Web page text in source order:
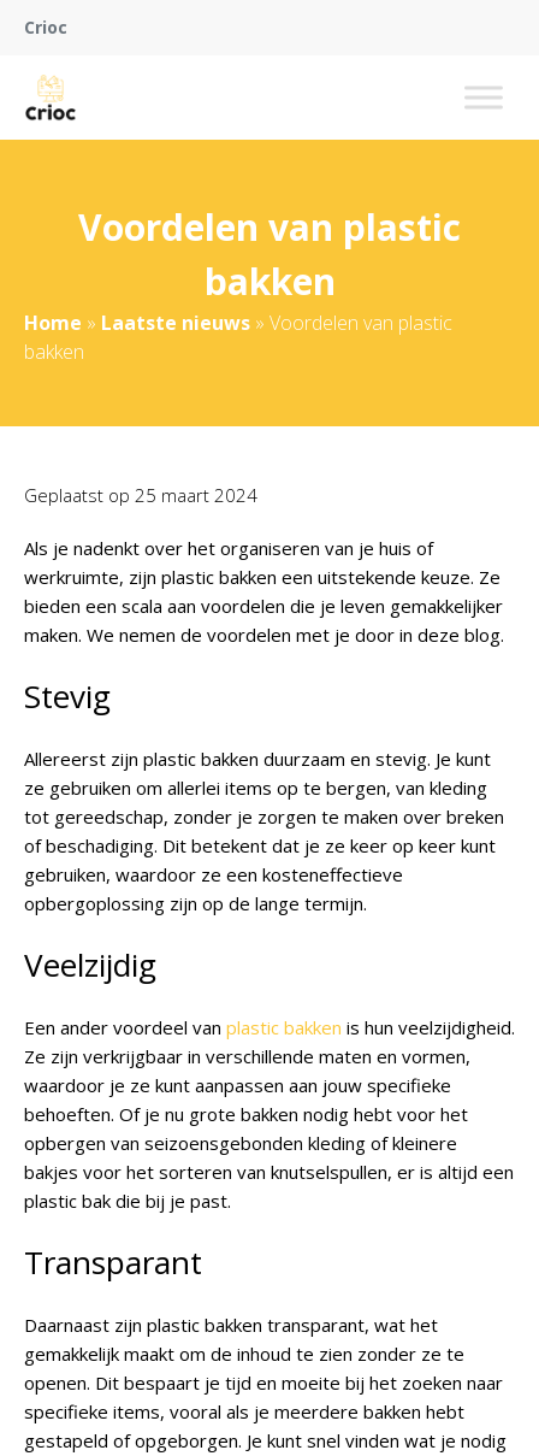
Crioc
Voordelen van plastic
bakken
Home » Laatste nieuws » Voordelen van plastic
bakken
Geplaatst op 25 maart 2024
Als je nadenkt over het organiseren van je huis of
werkruimte, zijn plastic bakken een uitstekende keuze. Ze
bieden een scala aan voordelen die je leven gemakkelijker
maken. We nemen de voordelen met je door in deze blog.
Stevig
Allereerst zijn plastic bakken duurzaam en stevig. Je kunt
ze gebruiken om allerlei items op te bergen, van kleding
tot gereedschap, zonder je zorgen te maken over breken
of beschadiging. Dit betekent dat je ze keer op keer kunt
gebruiken, waardoor ze een kosteneffectieve
opbergoplossing zijn op de lange termijn.
Veelzijdig
Een ander voordeel van plastic bakken is hun veelzijdigheid.
Ze zijn verkrijgbaar in verschillende maten en vormen,
waardoor je ze kunt aanpassen aan jouw specifieke
behoeften. Of je nu grote bakken nodig hebt voor het
opbergen van seizoensgebonden kleding of kleinere
bakjes voor het sorteren van knutselspullen, er is altijd een
plastic bak die bij je past.
Transparant
Daarnaast zijn plastic bakken transparant, wat het
gemakkelijk maakt om de inhoud te zien zonder ze te
openen. Dit bespaart je tijd en moeite bij het zoeken naar
specifieke items, vooral als je meerdere bakken hebt
gestapeld of opgeborgen. Je kunt snel vinden wat je nodig